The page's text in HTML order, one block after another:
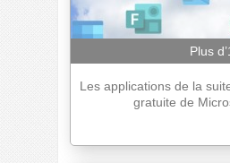
Plus
Les applications de la
gratuite de